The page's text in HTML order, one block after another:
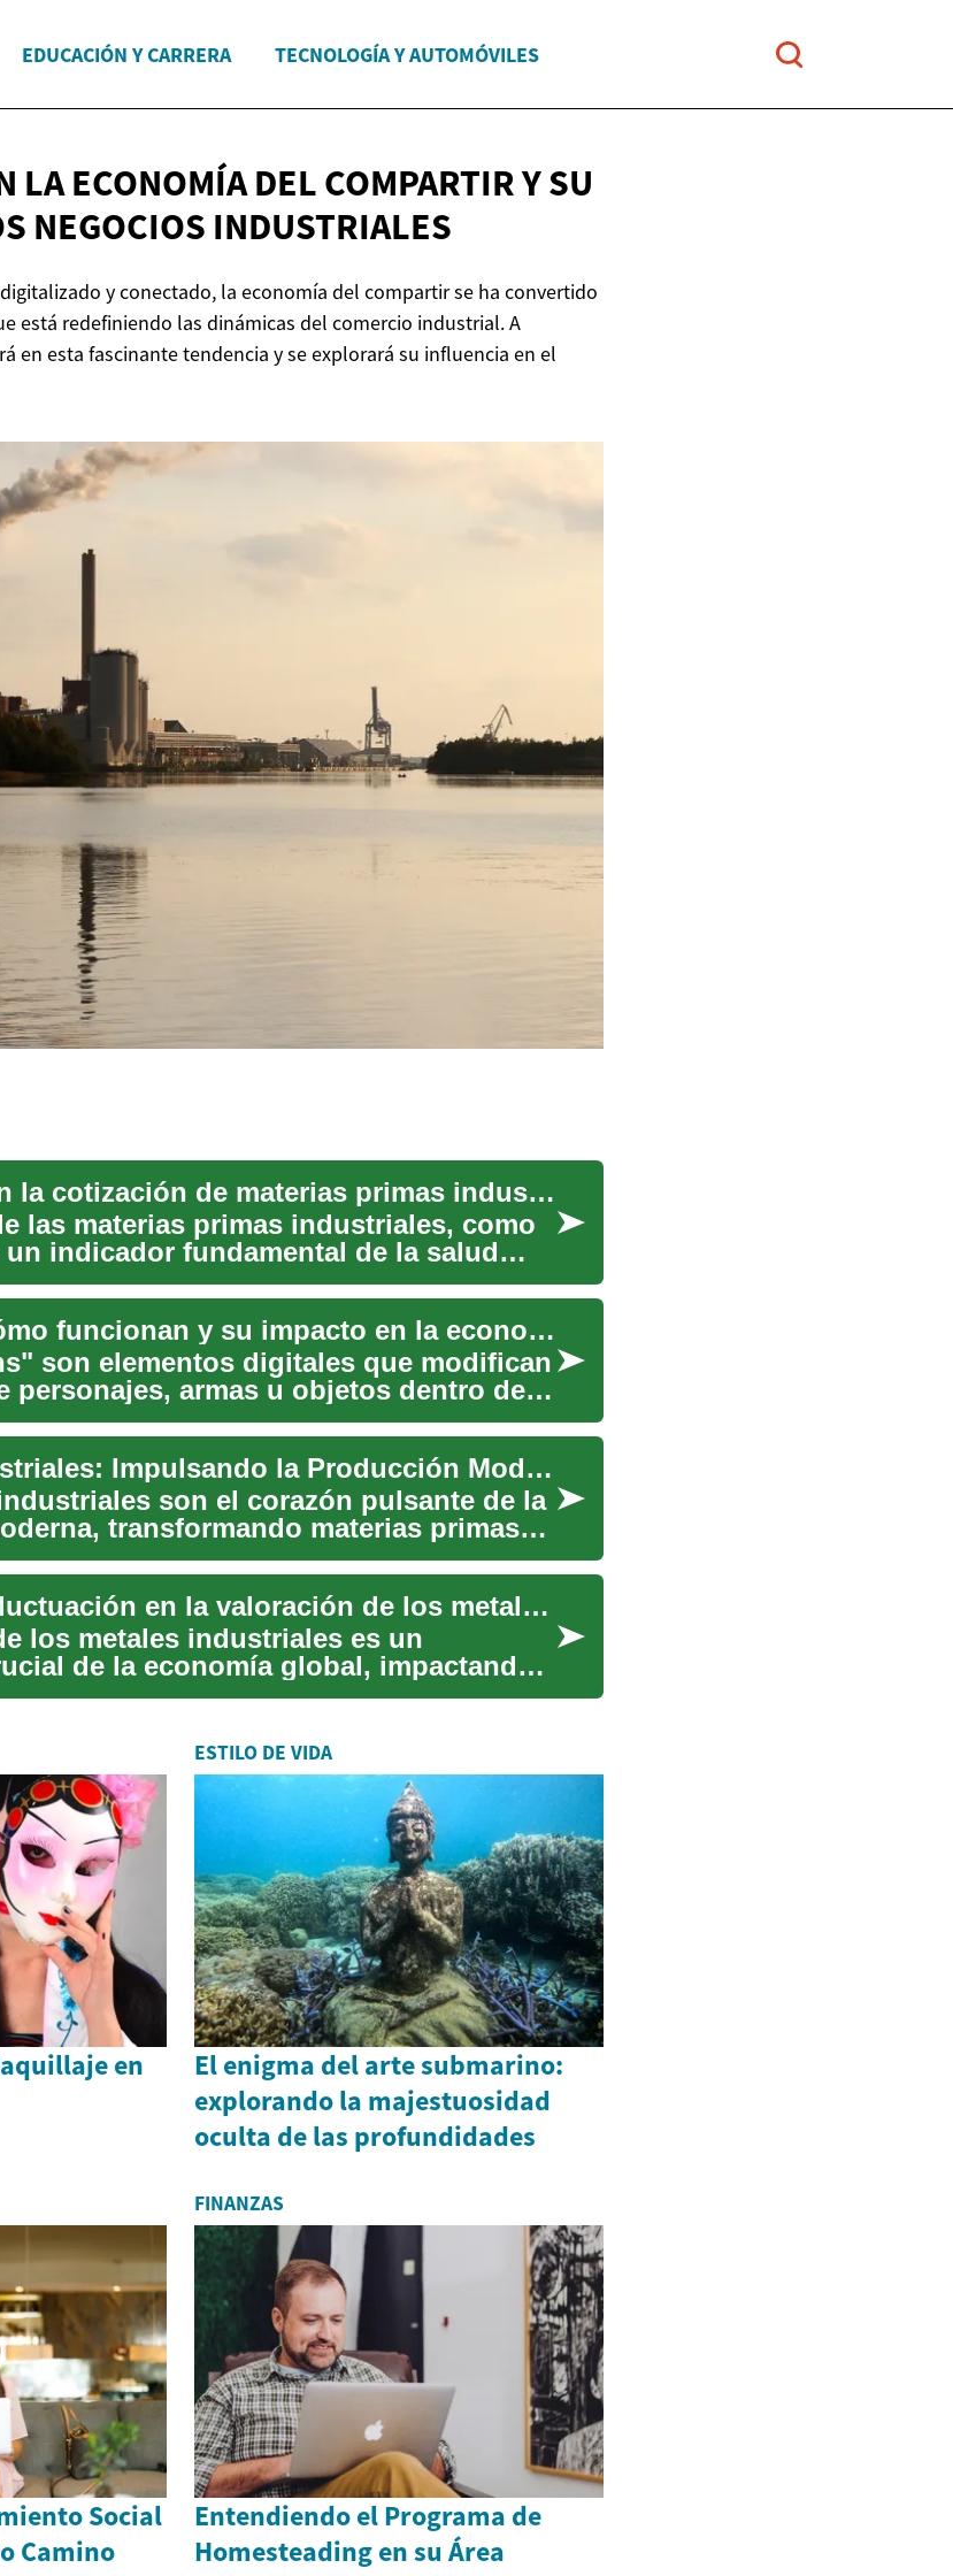
EDUCACIÓN Y CARRERA TECNOLOGÍA Y AUTOMÓVILES
LA ECONOMÍA DEL COMPARTIR Y SU
NEGOCIOS INDUSTRIALES
y conectado, la economía del compartir se ha convertido
está redefiniendo las dinámicas del comercio industrial. A
en esta fascinante tendencia y se explorará su influencia en el
Movimientos en la cotización de materias primas industriales
las materias primas industriales, como
un indicador fundamental de la salud
Game skins: cómo funcionan y su impacto en la economía digital
son elementos digitales que modifican
personajes, armas u objetos dentro de
Máquinas Industriales: Impulsando la Producción Moderna
son el corazón pulsante de la
transformando materias primas
Análisis de la fluctuación en la valoración de los metales industriales
los metales industriales es un
de la economía global, impactando a
en
ESTILO DE VIDA
El enigma del arte submarino:
explorando la majestuosidad
oculta de las profundidades
Social
Camino
FINANZAS
Entendiendo el Programa de
Homesteading en su Área